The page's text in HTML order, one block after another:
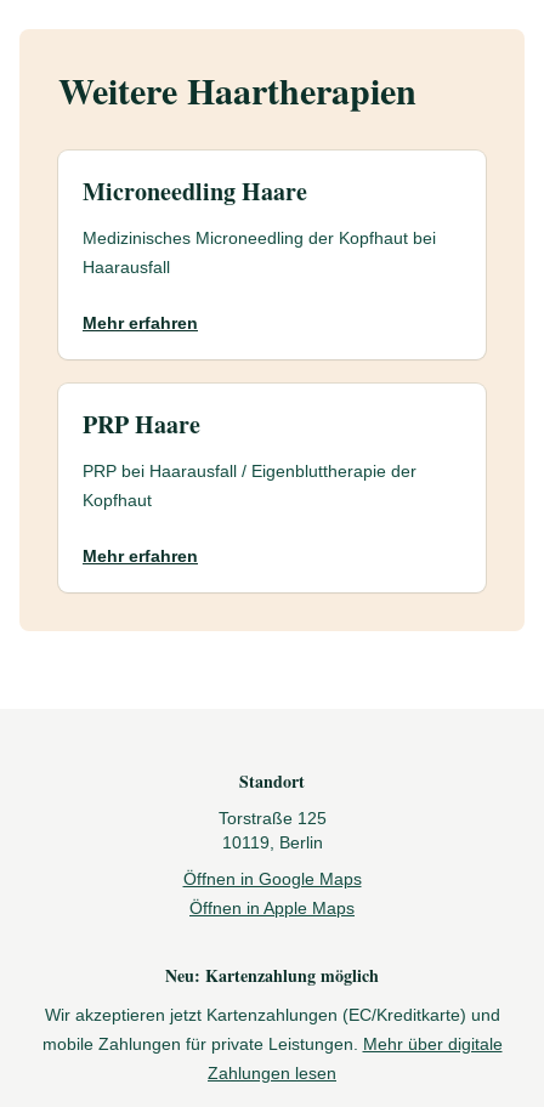
Weitere Haartherapien
Microneedling Haare
Medizinisches Microneedling der Kopfhaut bei
Haarausfall
Mehr erfahren
PRP Haare
PRP bei Haarausfall / Eigenbluttherapie der
Kopfhaut
Mehr erfahren
Standort
Torstraße 125
10119, Berlin
Öffnen in Google Maps
Öffnen in Apple Maps
Neu: Kartenzahlung möglich
Wir akzeptieren jetzt Kartenzahlungen (EC/Kreditkarte) und
mobile Zahlungen für private Leistungen.
Mehr über digitale
Zahlungen lesen